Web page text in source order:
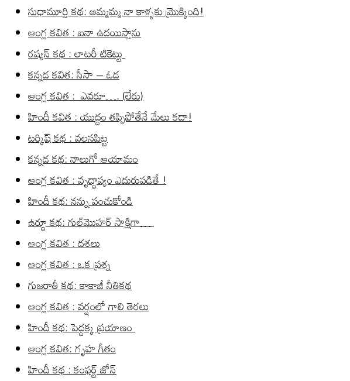
సుధామూర్తి కథ: అమ్మమ్మ నా కాళ్ళకు మ్రొక్కింది!
ఆంగ్ల కవిత : ఐనా ఉదయిస్తాను
రష్యన్ కథ : లాటరీ టికెట్టు
కన్నడ కవిత: సీసా – ఓడ
ఆంగ్ల కవిత : ఎవరూ…. (లేరు)
హిందీ కవిత : యుద్దం తప్పిపోతేనే మేలు కదా!
టర్కిష్ కథ : వలసపిట్ట
కన్నడ కథ: నాలుగో ఆయామం
ఆంగ్ల కవిత : వృద్ధాప్యం ఎదురుపడితే !
హిందీ కథ: నన్ను పంచుకోండి
ఉర్దూ కథ: గుల్‌మొహర్ సాక్షిగా…
ఆంగ్ల కవిత : దశలు
ఆంగ్ల కవిత : ఒక ప్రశ్న
గుజరాతీ కథ: కాకాజీ నీతికథ
ఆంగ్ల కవిత : వర్షంలో గాలి తెరలు
హిందీ కథ: పెద్దక్క ప్రయాణం
ఆంగ్ల కవిత: గృహ గీతం
హిందీ కథ : కంఫర్ట్ జోన్